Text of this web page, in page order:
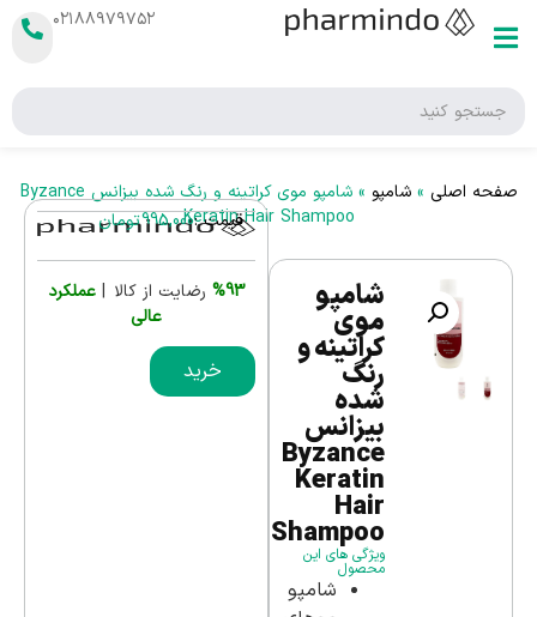
۰۲۱۸۸۹۷۹۷۵۲
صفحه اصلی »شامپو »
شامپو موی کراتینه و رنگ شده بیزانس Byzance
Keratin Hair Shampoo
شامپو
موی
کراتینه و
رنگ
شده
بیزانس
Byzance
Keratin
Hair
Shampoo
ویژگی های این
محصول
شامپو
قیمت :995,000تومان
%93 رضایت از کالا | عملکرد
عالی
خرید